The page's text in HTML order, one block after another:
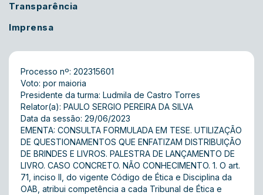
Transparência
Imprensa
Processo nº: 202315601
Voto: por maioria
Presidente da turma: Ludmila de Castro Torres
Relator(a): PAULO SERGIO PEREIRA DA SILVA
Data da sessão: 29/06/2023
EMENTA: CONSULTA FORMULADA EM TESE. UTILIZAÇÃO
DE QUESTIONAMENTOS QUE ENFATIZAM DISTRIBUIÇÃO
DE BRINDES E LIVROS. PALESTRA DE LANÇAMENTO DE
LIVRO. CASO CONCRETO. NÃO CONHECIMENTO. 1. O art.
71, inciso II, do vigente Código de Ética e Disciplina da
OAB, atribui competência a cada Tribunal de Ética e